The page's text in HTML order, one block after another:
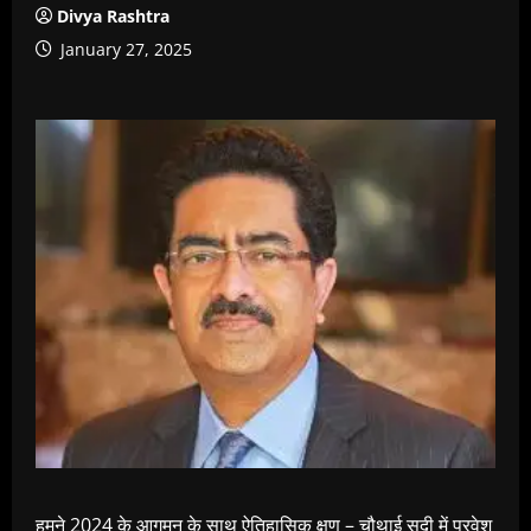
Divya Rashtra
January 27, 2025
हमने 2024 के आगमन के साथ ऐतिहासिक क्षण – चौथाई सदी में प्रवेश